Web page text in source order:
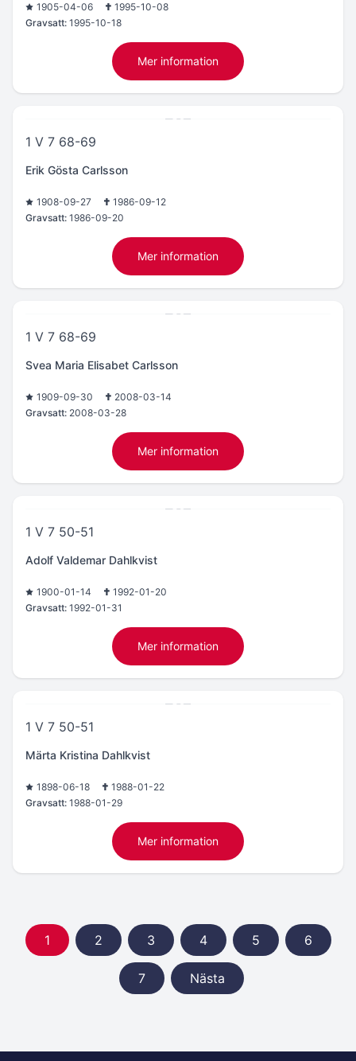
1905-04-06
1995-10-08
Gravsatt: 1995-10-18
Mer information
1 V 7 68-69
Erik Gösta Carlsson
1908-09-27
1986-09-12
Gravsatt: 1986-09-20
Mer information
1 V 7 68-69
Svea Maria Elisabet Carlsson
1909-09-30
2008-03-14
Gravsatt: 2008-03-28
Mer information
1 V 7 50-51
Adolf Valdemar Dahlkvist
1900-01-14
1992-01-20
Gravsatt: 1992-01-31
Mer information
1 V 7 50-51
Märta Kristina Dahlkvist
1898-06-18
1988-01-22
Gravsatt: 1988-01-29
Mer information
1 2 3 4 5 6
7 Nästa